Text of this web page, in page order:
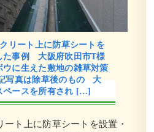
リート上に防草シートを
た事例 大阪府吹田市T様
に生えた敷地の雑草対策
写真は除草後のもの 大
ペースを所有され […]
ト上に防草シートを設置・